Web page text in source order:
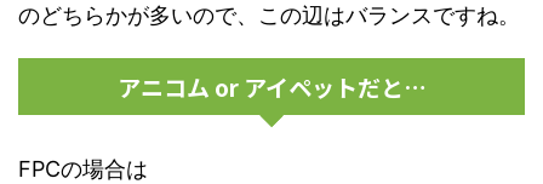
のどちらかが多いので、この辺はバランスですね。
アニコム or アイペットだと…
FPCの場合は